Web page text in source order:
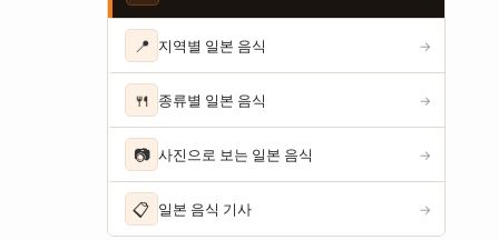
📍 지역별 일본 음식 →
🍴 종류별 일본 음식 →
📷 사진으로 보는 일본 음식 →
📋 일본 음식 기사 →